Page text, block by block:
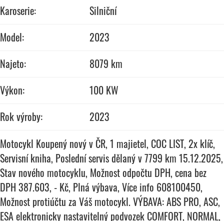
Karoserie:
Silniční
Model:
2023
Najeto:
8079 km
Výkon:
100 KW
Rok výroby:
2023
Motocykl Koupený nový v ČR, 1 majietel, COC LIST, 2x klíč,
Servisní kniha, Poslední servis dělaný v 7799 km 15.12.2025,
Stav nového motocyklu, Možnost odpočtu DPH, cena bez
DPH 387.603, - Kč, Plná výbava, Více info 608100450,
Možnost protiúčtu za Váš motocykl. VÝBAVA: ABS PRO, ASC,
ESA elektronicky nastavitelný podvozek COMFORT, NORMAL,